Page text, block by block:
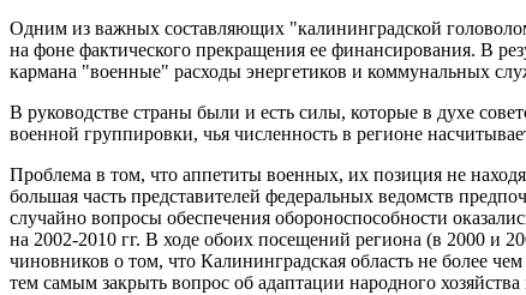
Одним из важных составляющих "калининградской
на фоне фактического прекращения ее финансирования. В
кармана "военные" расходы энергетиков и коммунальных
В руководстве страны были и есть силы, которые в духе
военной группировки, чья численность в регионе
Проблема в том, что аппетиты военных, их позиция не
большая часть представителей федеральных ведомств
случайно вопросы обеспечения обороноспособности
на 2002-2010 гг. В ходе обоих посещений региона (в 2000 и
чиновников о том, что Калининградская область не более
тем самым закрыть вопрос об адаптации народного